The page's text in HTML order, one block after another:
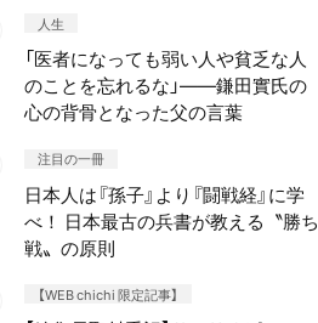
人生
「医者になっても弱い人や貧乏な人
のことを忘れるな」——鎌田實氏の
心の背骨となった父の言葉
注目の一冊
日本人は『孫子』より『闘戦経』に学
べ！ 日本最古の兵書が教える〝勝ち
戦〟の原則
【WEB chichi 限定記事】